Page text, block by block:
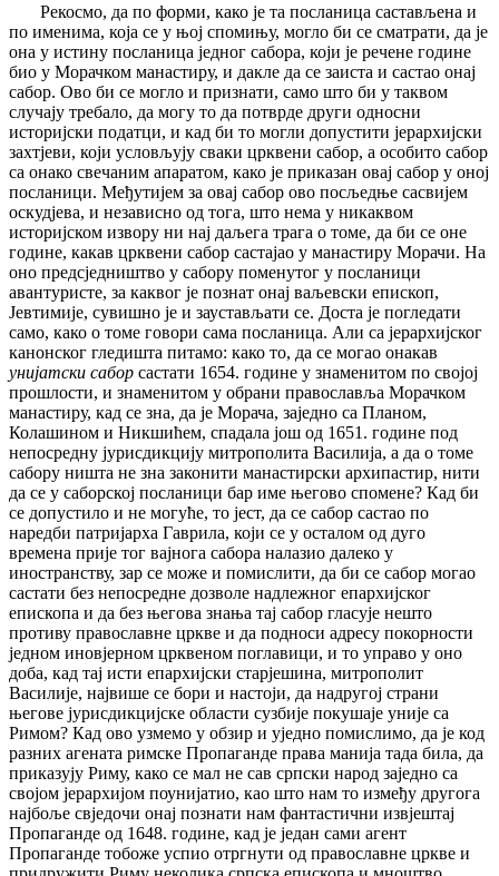
Рекосмо, да по форми, како је та посланица састављена и
по именима, која се у њој спомињу, могло би се сматрати, да је
она у истину посланица једног сабора, који је речене године
био у Морачком манастиру, и дакле да се заиста и састао онај
сабор. Ово би се могло и признати, само што би у таквом
случају требало, да могу то да потврде други односни
историјски податци, и кад би то могли допустити јерархијски
захтјеви, који условљују сваки црквени сабор, а особито сабор
са онако свечаним апаратом, како је приказан овај сабор у оној
посланици. Међутијем за овај сабор ово посљедње сасвијем
оскудјева, и независно од тога, што нема у никаквом
историјском извору ни нај даљега трага о томе, да би се оне
године, какав црквени сабор састајао у манастиру Морачи. На
оно предсједништво у сабору поменутог у посланици
авантуристе, за каквог је познат онај ваљевски епископ,
Јевтимије, сувишно је и заустављати се. Доста је погледати
само, како о томе говори сама посланица. Али са јерархијског
канонског гледишта питамо: како то, да се могао онакав
унијатски сабор састати 1654. године у знаменитом по својој
прошлости, и знаменитом у обрани православља Морачком
манастиру, кад се зна, да је Морача, заједно са Планом,
Колашином и Никшићем, спадала још од 1651. године под
непосредну јурисдикцију митрополита Василија, а да о томе
сабору ништа не зна законити манастирски архипастир, нити
да се у саборској посланици бар име његово спомене? Кад би
се допустило и не могуће, то јест, да се сабор састао по
наредби патријарха Гаврила, који се у осталом од дуго
времена прије тог вајнога сабора налазио далеко у
иностранству, зар се може и помислити, да би се сабор могао
састати без непосредне дозволе надлежног епархијског
епископа и да без његова знања тај сабор гласује нешто
противу православне цркве и да подноси адресу покорности
једном иновјерном црквеном поглавици, и то управо у оно
доба, кад тај исти епархијски старјешина, митрополит
Василије, највише се бори и настоји, да надругој страни
његове јурисдикцијске области сузбије покушаје уније са
Римом? Кад ово узмемо у обзир и уједно помислимо, да је код
разних агената римске Пропаганде права манија тада била, да
приказују Риму, како се мал не сав српски народ заједно са
својом јерархијом поунијатио, као што нам то између другога
најбоље свједочи онај познати нам фантастични извјештај
Пропаганде од 1648. године, кад је један сами агент
Пропаганде тобоже успио отргнути од православне цркве и